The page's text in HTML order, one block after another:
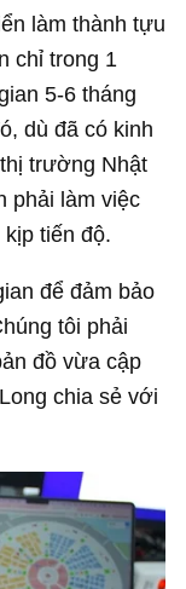
làm thành tựu
chỉ trong 1
5-6 tháng
dù đã có kinh
trường Nhật
phải làm việc
tiến độ.
để đảm bảo
tôi phải
đồ vừa cập
chia sẻ với